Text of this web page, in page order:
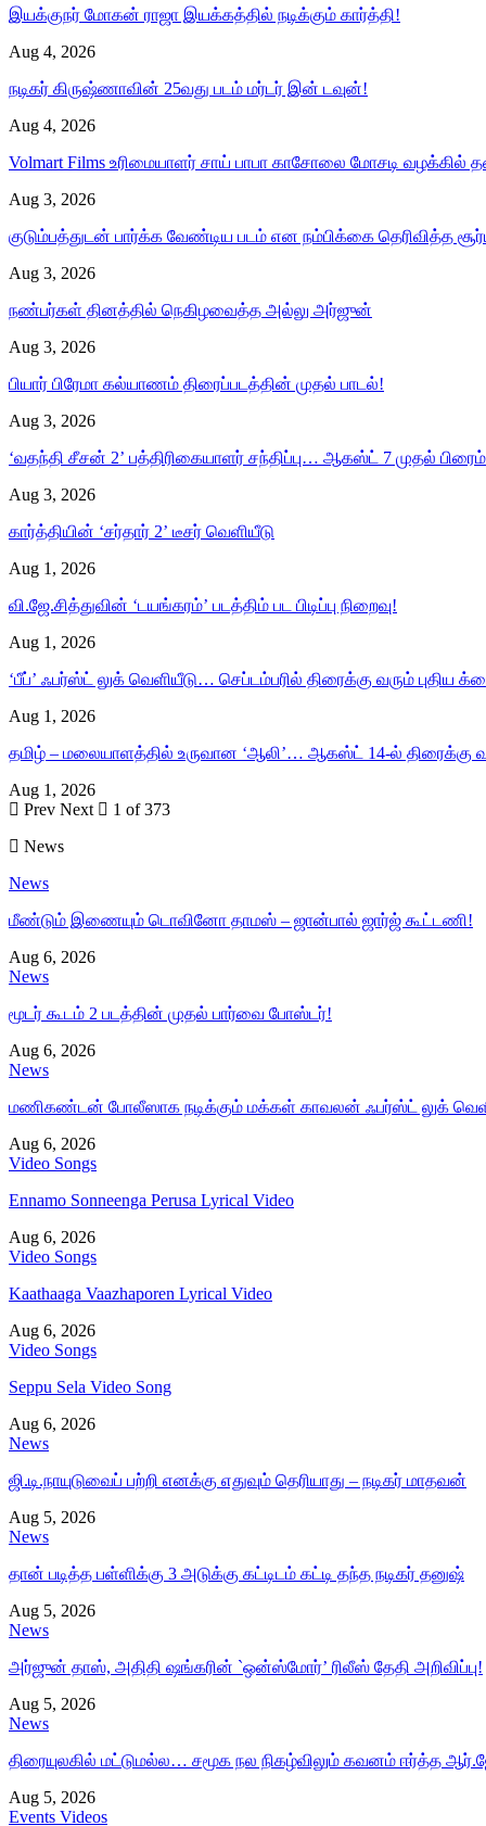
இயக்குநர் மோகன் ராஜா இயக்கத்தில் நடிக்கும் கார்த்தி!
Aug 4, 2026
நடிகர் கிருஷ்ணாவின் 25வது படம் மர்டர் இன் டவுன்!
Aug 4, 2026
Volmart Films உரிமையாளர் சாய் பாபா காசோலை மோசடி
Aug 3, 2026
குடும்பத்துடன் பார்க்க வேண்டிய படம் என நம்பிக்கை தெரிவித்த
Aug 3, 2026
நண்பர்கள் தினத்தில் நெகிழவைத்த அல்லு அர்ஜுன்
Aug 3, 2026
பியார் பிரேமா கல்யாணம் திரைப்படத்தின் முதல் பாடல்!
Aug 3, 2026
‘வதந்தி சீசன் 2’ பத்திரிகையாளர் சந்திப்பு… ஆகஸ்ட் 7 முதல்
Aug 3, 2026
கார்த்தியின் ‘சர்தார் 2’ டீசர் வெளியீடு
Aug 1, 2026
வி.ஜே.சித்துவின் ‘டயங்கரம்’ படத்திம் பட பிடிப்பு நிறைவு!
Aug 1, 2026
‘பீப்’ ஃபர்ஸ்ட் லுக் வெளியீடு… செப்டம்பரில் திரைக்கு வரும் புதிய
Aug 1, 2026
தமிழ் – மலையாளத்தில் உருவான ‘ஆலி’… ஆகஸ்ட் 14-ல் திரைக்கு
Aug 1, 2026
Prev Next
1 of 373
News
News
மீண்டும் இணையும் டொவினோ தாமஸ் – ஜான்பால் ஜார்ஜ் கூட்டணி!
Aug 6, 2026
News
மூடர் கூடம் 2 படத்தின் முதல் பார்வை போஸ்டர்!
Aug 6, 2026
News
மணிகண்டன் போலீஸாக நடிக்கும் மக்கள் காவலன் ஃபர்ஸ்ட் லுக்
Aug 6, 2026
Video Songs
Ennamo Sonneenga Perusa Lyrical Video
Aug 6, 2026
Video Songs
Kaathaaga Vaazhaporen Lyrical Video
Aug 6, 2026
Video Songs
Seppu Sela Video Song
Aug 6, 2026
News
ஜி.டி.நாயுடுவைப் பற்றி எனக்கு எதுவும் தெரியாது – நடிகர் மாதவன்
Aug 5, 2026
News
தான் படித்த பள்ளிக்கு 3 அடுக்கு கட்டிடம் கட்டி தந்த நடிகர் தனுஷ்
Aug 5, 2026
News
அர்ஜுன் தாஸ், அதிதி ஷங்கரின் `ஒன்ஸ்மோர்’ ரிலீஸ் தேதி அறிவிப்பு!
Aug 5, 2026
News
திரையுலகில் மட்டுமல்ல… சமூக நல நிகழ்விலும் கவனம் ஈர்த்த
Aug 5, 2026
Events Videos